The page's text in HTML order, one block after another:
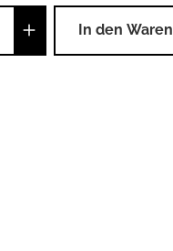
Anzahl: Gib
In den